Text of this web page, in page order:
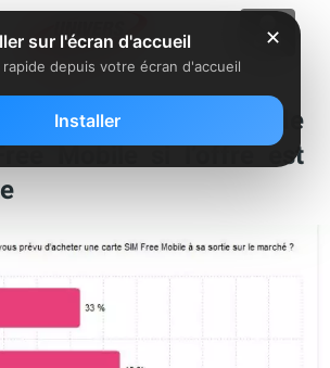
prévoient de
Mobile si l’offre est
✕
sur l'écran d'accueil
rapide depuis votre écran d'accueil
Installer